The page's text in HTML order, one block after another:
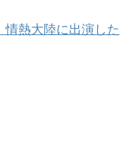
情熱大陸に出演した